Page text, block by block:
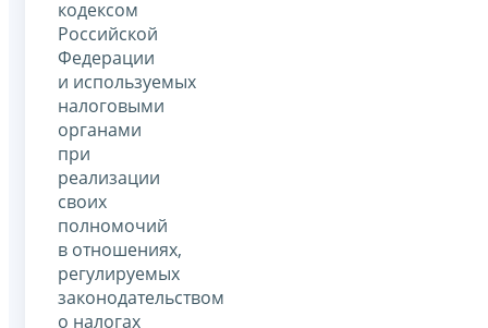
кодексом
Российской
Федерации
и используемых
налоговыми
органами
при
реализации
своих
полномочий
в отношениях,
регулируемых
законодательством
о налогах